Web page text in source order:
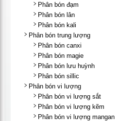
Phân bón đạm
Phân bón lân
Phân bón kali
Phân bón trung lượng
Phân bón canxi
Phân bón magie
Phân bón lưu huỳnh
Phân bón sillic
Phân bón vi lượng
Phân bón vi lượng sắt
Phân bón vi lượng kẽm
Phân bón vi lượng mangan